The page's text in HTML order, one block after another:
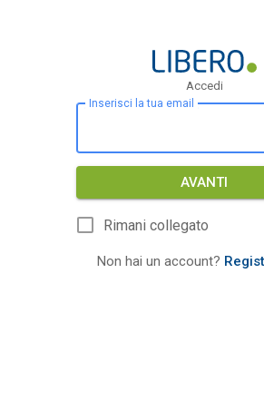
Accedi
Inserisci la tua email
AVANTI
Rimani collegato
Non hai un account?